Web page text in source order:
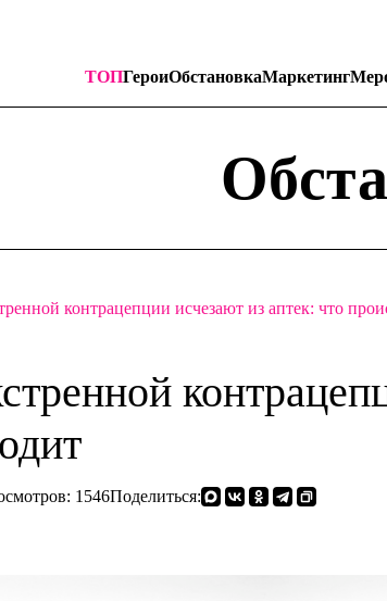
ТОПГероиОбстановкаМаркетинг
контрацепции исчезают из аптек: что
1546Поделиться: